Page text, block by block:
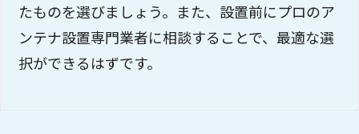
たものを選びましょう。また、設置前にプロのア
ンテナ設置専門業者に相談することで、最適な選
択ができるはずです。